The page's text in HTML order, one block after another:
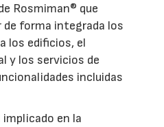
Rosmiman® que
forma integrada los
los edificios, el
y los servicios de
incluidas
en la